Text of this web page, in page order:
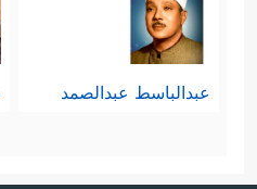
عبدالباسط عبدالصمد